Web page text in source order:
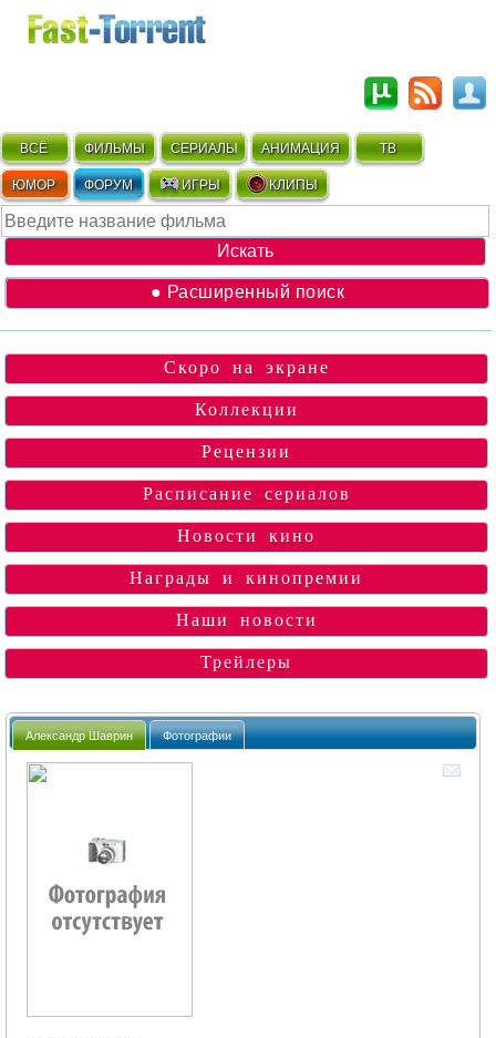
ВСЁ ФИЛЬМЫ СЕРИАЛЫ АНИМАЦИЯ ТВ
ЮМОР ФОРУМ ИГРЫ КЛИПЫ
● Расширенный поиск
Скоро на экране
Коллекции
Рецензии
Расписание сериалов
Новости кино
Награды и кинопремии
Наши новости
Трейлеры
Александр Шаврин Фотографии